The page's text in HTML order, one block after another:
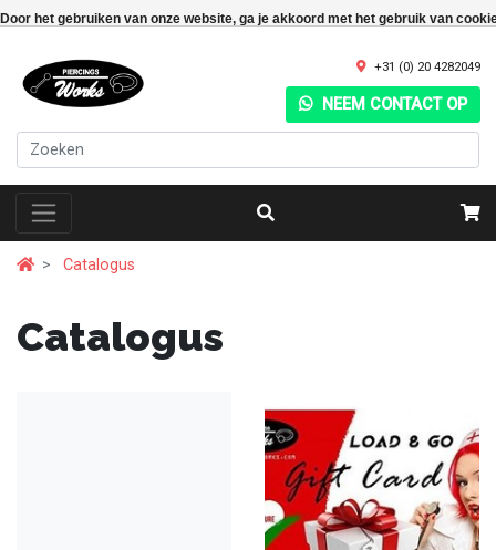
Door het gebruiken van onze website, ga je akkoord met het gebruik van
+31 (0) 20 4282049
NEEM CONTACT OP
Catalogus
Catalogus